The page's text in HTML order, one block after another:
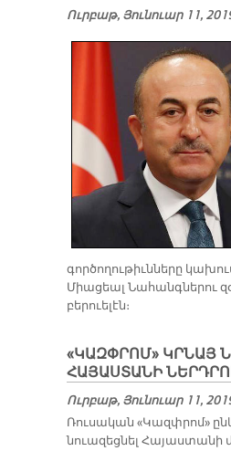
Ուրբաթ, Յունուար 11,
գործողութիւնները
Միացեալ Նահանգներու
բերուելէն։
«ԿԱԶՓՐՈՄ» ԿՐՆԱՅ
ՀԱՅԱՍՏԱՆԻ
Ուրբաթ, Յունուար 11,
Ռուսական «Կազփրոմ»
նուազեցնել Հայաստանի